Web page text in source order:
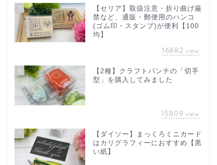
5
【セリア】取扱注意・折り曲げ厳
禁など、通販・郵便用のハンコ
(ゴム印・スタンプ)が便利【100
均】
16882 view
6
【2種】クラフトパンチの「切手
型」を購入してみました
15809 view
7
【ダイソー】まっくろミニカード
はカリグラフィーにおすすめ【黒
い紙】